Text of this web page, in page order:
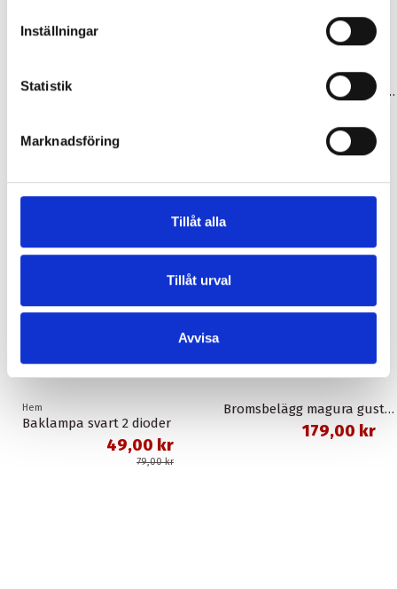
Inställningar
Statistik
Marknadsföring
Tillåt alla
Tillåt urval
Avvisa
Sortimentlåda 28 fack flyttbara mellanväggar
Hem
Baklampa svart 2 dioder
49,00 kr
79,00 kr
Bromsbelägg magura gustav m organisk union
179,00 kr